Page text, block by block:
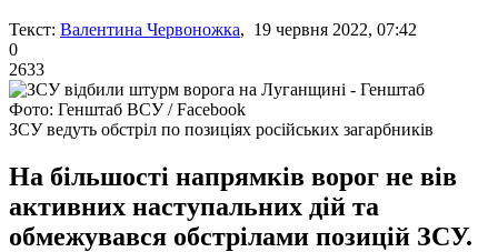
Текст: Валентина Червоножка, 19 червня 2022, 07:42
0
2633
Фото: Генштаб ВСУ / Facebook
ЗСУ ведуть обстріл по позиціях російських загарбників
На більшості напрямків ворог не вів
активних наступальних дій та
обмежувався обстрілами позицій ЗСУ.